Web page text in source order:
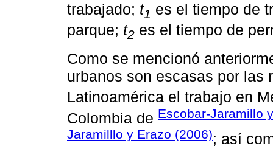
trabajado; t1 es el tiempo de
parque; t2 es el tiempo de
Como se mencionó
urbanos son escasas por las
Latinoamérica el trabajo en
Colombia de Escobar-Jaramillo
Jaramilllo y Erazo (2006); así